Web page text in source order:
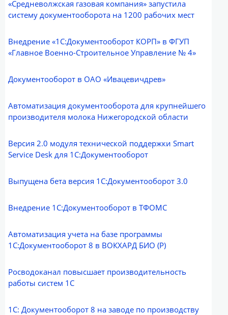
«Средневолжская газовая компания» запустила
систему документооборота на 1200 рабочих мест
Внедрение «1С:Документооборот КОРП» в ФГУП
«Главное Военно-Строительное Управление № 4»
Документооборот в ОАО «Ивацевичдрев»
Автоматизация документооборота для крупнейшего
производителя молока Нижегородской области
Версия 2.0 модуля технической поддержки Smart
Service Desk для 1С:Документооборот
Выпущена бета версия 1С:Документооборот 3.0
Внедрение 1С:Документооборот в ТФОМС
Автоматизация учета на базе программы
1С:Документооборот 8 в ВОКХАРД БИО (Р)
Росводоканал повысшает производи­тель­ность
работы систем 1С
1С: Документооборот 8 на заводе по производству